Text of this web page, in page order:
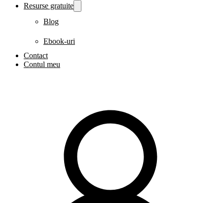
Resurse gratuite
Blog
Ebook-uri
Contact
Contul meu